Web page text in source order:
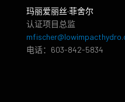
玛丽爱丽丝·菲舍尔
认证项目总监
电话：603-842-5834